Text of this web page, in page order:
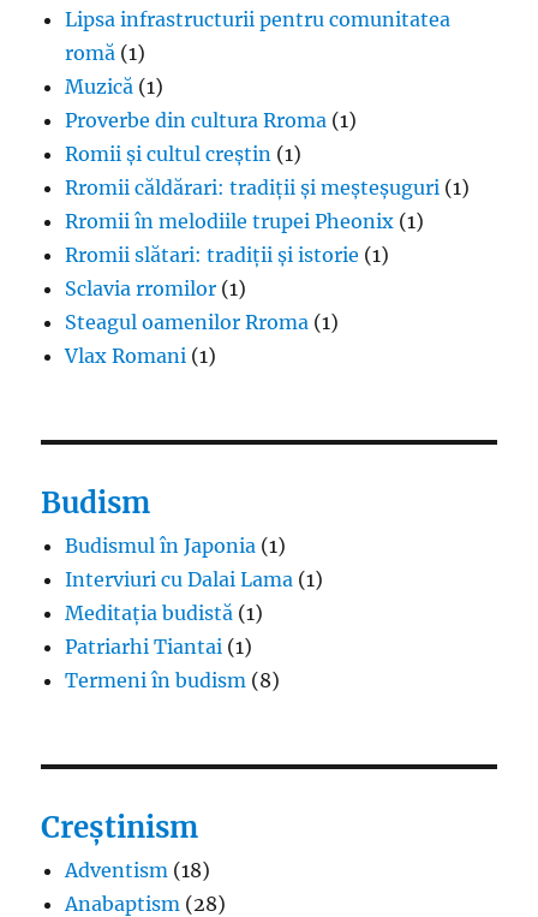
Lipsa infrastructurii pentru comunitatea
romă (1)
Muzică (1)
Proverbe din cultura Rroma (1)
Romii și cultul creștin (1)
Rromii căldărari: tradiții și meșteșuguri (1)
Rromii în melodiile trupei Pheonix (1)
Rromii slătari: tradiții și istorie (1)
Sclavia rromilor (1)
Steagul oamenilor Rroma (1)
Vlax Romani (1)
Budism
Budismul în Japonia (1)
Interviuri cu Dalai Lama (1)
Meditația budistă (1)
Patriarhi Tiantai (1)
Termeni în budism (8)
Creștinism
Adventism (18)
Anabaptism (28)